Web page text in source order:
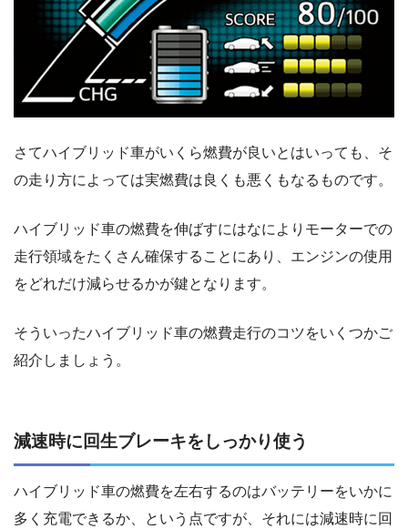
さてハイブリッド車がいくら燃費が良いとはいっても、そ
の走り方によっては実燃費は良くも悪くもなるものです。
ハイブリッド車の燃費を伸ばすにはなによりモーターでの
走行領域をたくさん確保することにあり、エンジンの使用
をどれだけ減らせるかが鍵となります。
そういったハイブリッド車の燃費走行のコツをいくつかご
紹介しましょう。
減速時に回生ブレーキをしっかり使う
ハイブリッド車の燃費を左右するのはバッテリーをいかに
多く充電できるか、という点ですが、それには減速時に回